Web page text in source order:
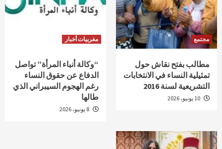
مجتمع
مطالب بفتح نقاش حول
تمثيلية النساء في الانتخابات
التشريعية لسنة 2016
مغربيات أخبار
“وكالة أنباء المرأة” تواصل
الدفاع عن حقوق النساء
رغم الهجوم السيبراني الذي
طالها